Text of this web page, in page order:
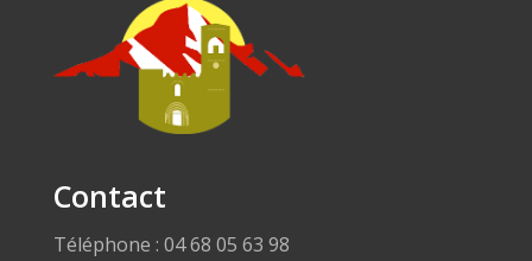
Contact
Téléphone : 04 68 05 63 98